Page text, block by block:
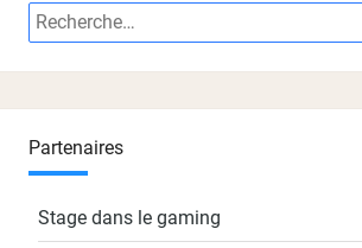
Recherche
:
Partenaires
Stage dans le gaming